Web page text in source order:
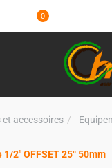
0
et accessoires
2" OFFSET 25° 50mm